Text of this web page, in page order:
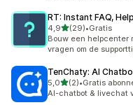
RT: Instant FAQ,
4,9van 5 sterren
(29)
29 recensies in totaal
•Gratis
Bouw een helpcenter
vragen om de
TenChaty: AI
5,0van 5 sterren
(2)
2 recensies in totaal
•Gratis
AI-chatbot & livechat